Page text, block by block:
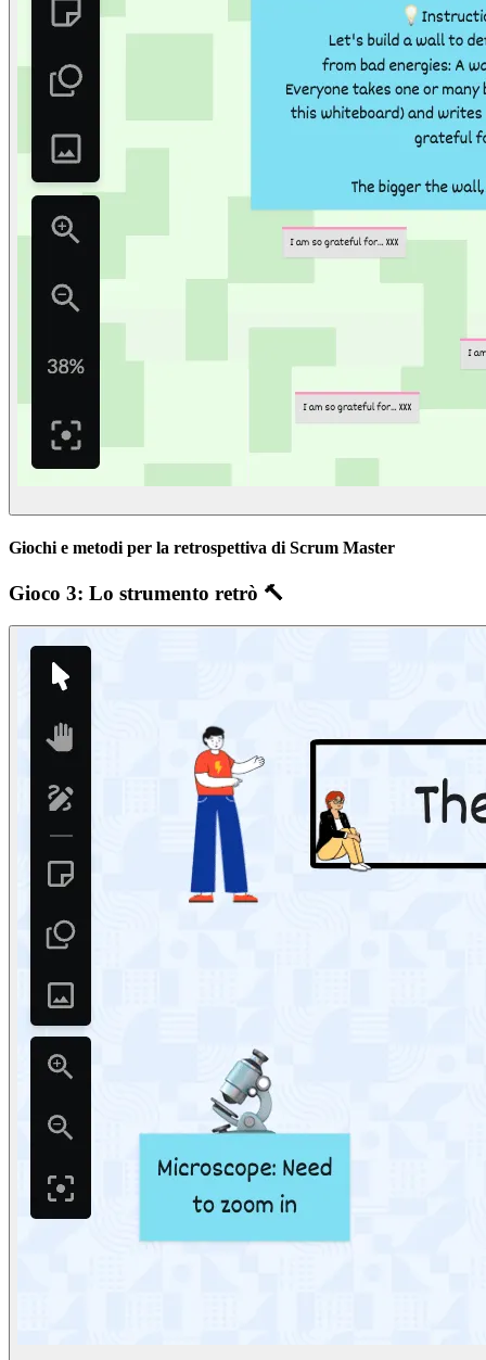
Giochi e metodi per la retrospettiva di Scrum Master
Gioco 3: Lo strumento retrò 🔨